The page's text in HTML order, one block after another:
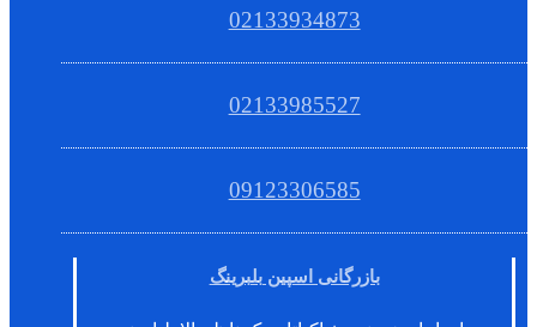
02133934873
02133985527
09123306585
بازرگانی اسپین بلبرینگ